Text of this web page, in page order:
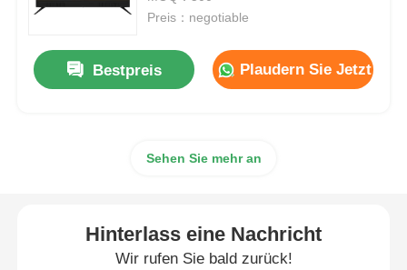
4K-LED-Fernseher
Wasserdichter Fernseher
Preis：negotiable
Bestpreis Plaudern Sie Jetzt
Sehen Sie mehr an
Hinterlass eine Nachricht
Wir rufen Sie bald zurück!